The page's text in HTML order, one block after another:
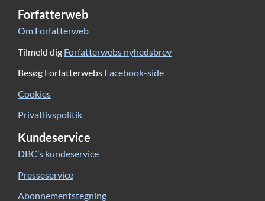
Forfatterweb
Om Forfatterweb
Tilmeld dig Forfatterwebs nyhedsbrev
Besøg Forfatterwebs Facebook-side
Cookies
Privatlivspolitik
Kundeservice
DBC’s kundeservice
Presseservice
Abonnementstegning